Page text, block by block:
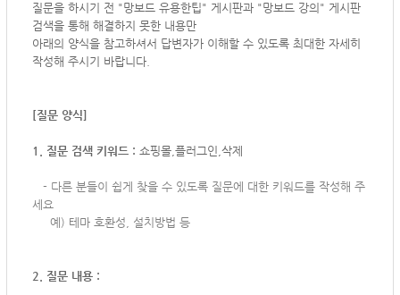
질문을 하시기 전 "망보드 유용한팁" 게시판과 "망보드 강의" 게시판
검색을 통해 해결하지 못한 내용만
아래의 양식을 참고하셔서 답변자가 이해할 수 있도록 최대한 자세히
작성해 주시기 바랍니다.
[질문 양식]
1. 질문 검색 키워드 : 쇼핑몰,플러그인,삭제
- 다른 분들이 쉽게 찾을 수 있도록 질문에 대한 키워드를 작성해 주
세요
예) 테마 호환성, 설치방법 등
2. 질문 내용 :